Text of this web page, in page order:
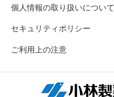
個人情報の取り扱いについて
セキュリティポリシー
ご利用上の注意